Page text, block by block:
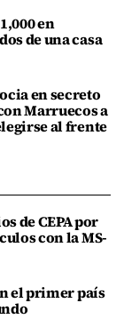
en
de una casa
en secreto
Marruecos a
al frente
de CEPA por
con la MS-
el primer país